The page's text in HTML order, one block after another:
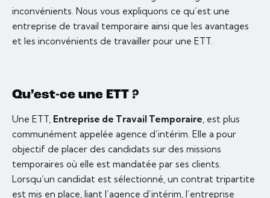
inconvénients. Nous vous expliquons ce qu’est une
entreprise de travail temporaire ainsi que les avantages
et les inconvénients de travailler pour une ETT.
Qu’est-ce une ETT ?
Une ETT, Entreprise de Travail Temporaire, est plus
communément appelée agence d’intérim. Elle a pour
objectif de placer des candidats sur des missions
temporaires où elle est mandatée par ses clients.
Lorsqu’un candidat est sélectionné, un contrat tripartite
est mis en place, liant l’agence d’intérim, l’entreprise